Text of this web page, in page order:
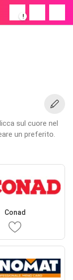
!
sul cuore nel
un preferito.
Conad